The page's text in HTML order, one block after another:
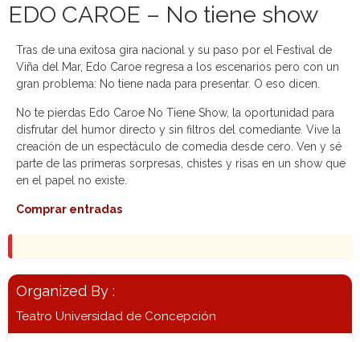
EDO CAROE – No tiene show
Tras de una exitosa gira nacional y su paso por el Festival de
Viña del Mar, Edo Caroe regresa a los escenarios pero con un
gran problema: No tiene nada para presentar. O eso dicen.
No te pierdas Edo Caroe No Tiene Show, la oportunidad para
disfrutar del humor directo y sin filtros del comediante. Vive la
creación de un espectáculo de comedia desde cero. Ven y sé
parte de las primeras sorpresas, chistes y risas en un show que
en el papel no existe.
Comprar entradas
Organized By :
Teatro Universidad de Concepción